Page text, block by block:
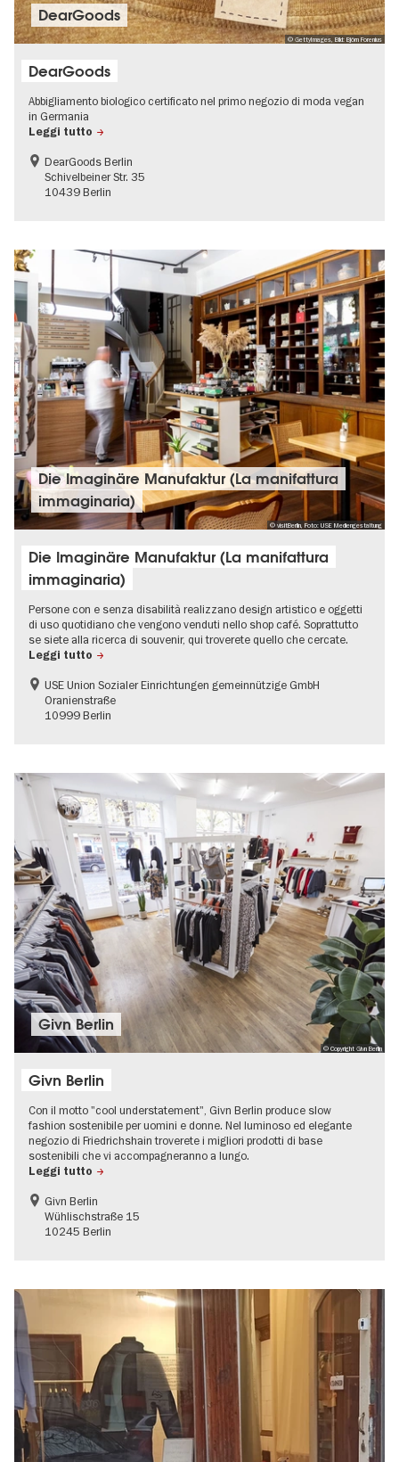
© GettyImages, Bild: Björn Forenius
DearGoods
DearGoods
Abbigliamento biologico certificato nel primo negozio di moda vegan
in Germania
Leggi tutto
DearGoods Berlin
Schivelbeiner Str. 35
10439 Berlin
© visitBerlin, Foto: USE Mediengestaltung
Die Imaginäre Manufaktur (La manifattura
immaginaria)
Die Imaginäre Manufaktur (La manifattura
immaginaria)
Persone con e senza disabilità realizzano design artistico e oggetti
di uso quotidiano che vengono venduti nello shop café. Soprattutto
se siete alla ricerca di souvenir, qui troverete quello che cercate.
Leggi tutto
USE Union Sozialer Einrichtungen gemeinnützige GmbH
Oranienstraße
10999 Berlin
© Copyright Givn Berlin
Givn Berlin
Givn Berlin
Con il motto "cool understatement", Givn Berlin produce slow
fashion sostenibile per uomini e donne. Nel luminoso ed elegante
negozio di Friedrichshain troverete i migliori prodotti di base
sostenibili che vi accompagneranno a lungo.
Leggi tutto
Givn Berlin
Wühlischstraße 15
10245 Berlin